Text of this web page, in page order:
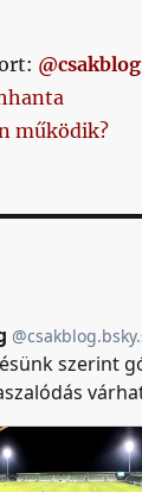
@csakblog
működik?